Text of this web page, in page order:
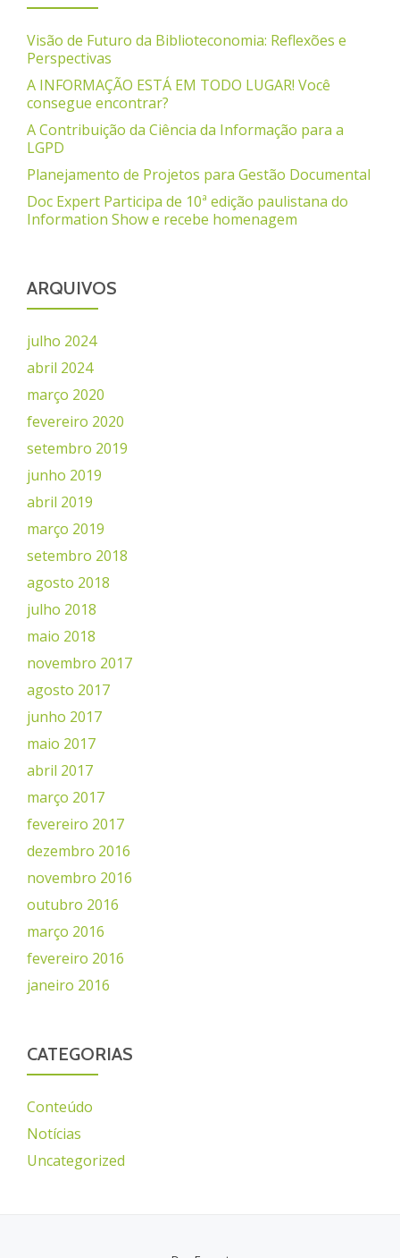
Visão de Futuro da Biblioteconomia: Reflexões e
Perspectivas
A INFORMAÇÃO ESTÁ EM TODO LUGAR! Você
consegue encontrar?
A Contribuição da Ciência da Informação para a
LGPD
Planejamento de Projetos para Gestão Documental
Doc Expert Participa de 10ª edição paulistana do
Information Show e recebe homenagem
ARQUIVOS
julho 2024
abril 2024
março 2020
fevereiro 2020
setembro 2019
junho 2019
abril 2019
março 2019
setembro 2018
agosto 2018
julho 2018
maio 2018
novembro 2017
agosto 2017
junho 2017
maio 2017
abril 2017
março 2017
fevereiro 2017
dezembro 2016
novembro 2016
outubro 2016
março 2016
fevereiro 2016
janeiro 2016
CATEGORIAS
Conteúdo
Notícias
Uncategorized